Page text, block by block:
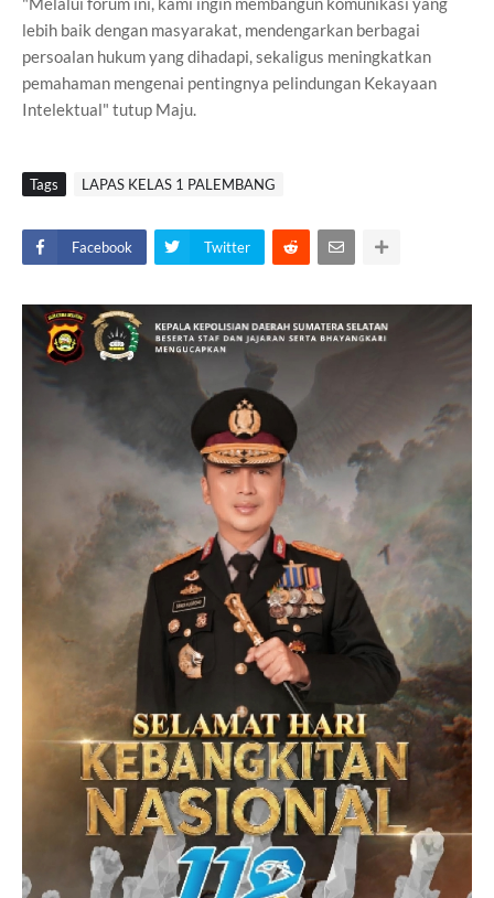
lebih baik dengan masyarakat, mendengarkan berbagai
persoalan hukum yang dihadapi, sekaligus meningkatkan
pemahaman mengenai pentingnya pelindungan Kekayaan
Intelektual" tutup Maju.
Tags LAPAS KELAS 1 PALEMBANG
Facebook Twitter